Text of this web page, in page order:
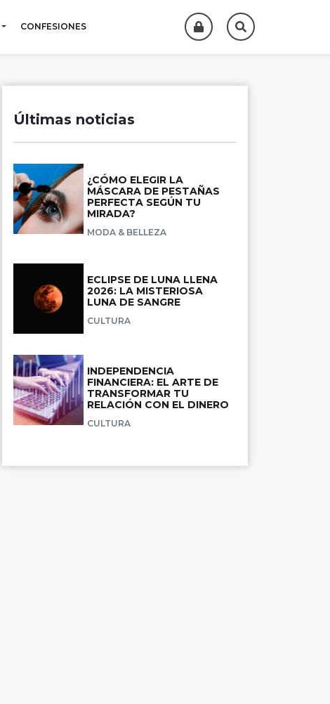
CONFESIONES
Últimas noticias
¿CÓMO ELEGIR LA
MÁSCARA DE PESTAÑAS
PERFECTA SEGÚN TU
MIRADA?
MODA & BELLEZA
ECLIPSE DE LUNA LLENA
2026: LA MISTERIOSA
LUNA DE SANGRE
CULTURA
INDEPENDENCIA
FINANCIERA: EL ARTE DE
TRANSFORMAR TU
RELACIÓN CON EL DINERO
CULTURA